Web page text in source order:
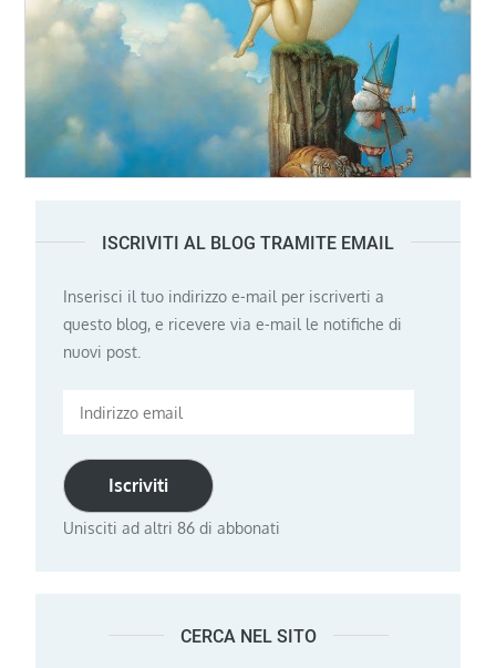
ISCRIVITI AL BLOG TRAMITE EMAIL
Inserisci il tuo indirizzo e-mail per iscriverti a
questo blog, e ricevere via e-mail le notifiche di
nuovi post.
Indirizzo
Iscriviti
Unisciti ad altri 86 di abbonati
CERCA NEL SITO